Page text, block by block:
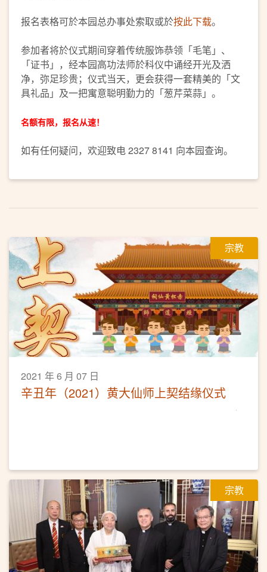
报名表格可於本园总办事处索取或於按此下载。
参加者将於仪式期间穿着传统服饰恭领「毛笔」、
「证书」，经本园高功法师於科仪中诵经开光及洒
净，弥足珍贵；仪式当天，更会获得一套精美的「文
具礼品」及一把寓意聪明勤力的「葱芹菜蒜」。
名额有限，报名从速！
如有任何疑问，欢迎致电 2327 8141 向本园查询。
宗教
2021 年 6 月 07 日
辛丑年（2021）黄大仙师上契结缘仪式
宗教